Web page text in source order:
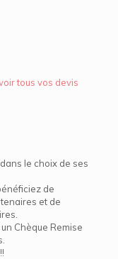
tous vos devis
le choix de ses
de
et de
Chèque Remise